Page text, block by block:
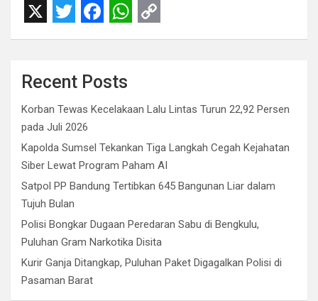
X T
i
t
t
e
r
F
c
e
b
o
o
k
W
a
t
A
p
p
C
y
i
n
k
Recent Posts
Korban Tewas Kecelakaan Lalu Lintas Turun 22,92 Persen
pada Juli 2026
Kapolda Sumsel Tekankan Tiga Langkah Cegah Kejahatan
Siber Lewat Program Paham AI
Satpol PP Bandung Tertibkan 645 Bangunan Liar dalam
Tujuh Bulan
Polisi Bongkar Dugaan Peredaran Sabu di Bengkulu,
Puluhan Gram Narkotika Disita
Kurir Ganja Ditangkap, Puluhan Paket Digagalkan Polisi di
Pasaman Barat